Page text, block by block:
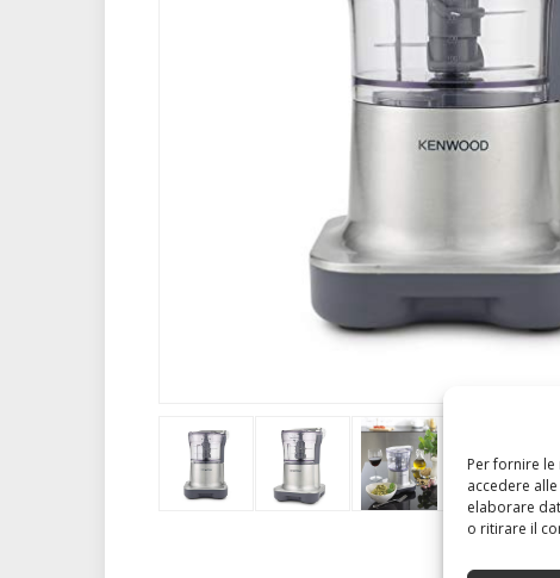
Per fornire
accedere
elaborare
o ritirare il